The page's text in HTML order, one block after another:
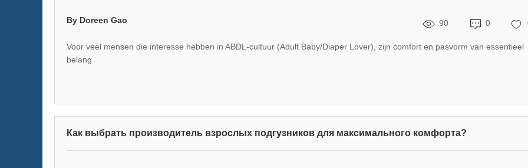
By Doreen Gao 90 0
Voor veel mensen die interesse hebben in ABDL-cultuur (Adult Baby/Diaper Lover), zijn comfort en pasvorm van essentieel
belang
Как выбрать производитель взрослых подгузников для максимального комфорта?